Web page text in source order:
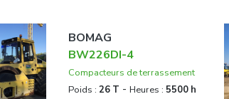
BOMAG
BW226DI-4
Compacteurs de terrassement
Poids : 26 T - Heures : 5500 h